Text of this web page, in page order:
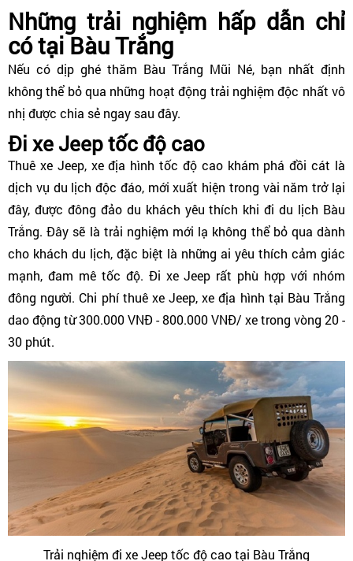
Những trải nghiệm hấp dẫn chỉ
có tại Bàu Trắng
Nếu có dịp ghé thăm Bàu Trắng Mũi Né, bạn nhất định
không thể bỏ qua những hoạt động trải nghiệm độc nhất vô
nhị được chia sẻ ngay sau đây.
Đi xe Jeep tốc độ cao
Thuê xe Jeep, xe địa hình tốc độ cao khám phá đồi cát là
dịch vụ du lịch độc đáo, mới xuất hiện trong vài năm trở lại
đây, được đông đảo du khách yêu thích khi đi du lịch Bàu
Trắng. Đây sẽ là trải nghiệm mới lạ không thể bỏ qua dành
cho khách du lịch, đặc biệt là những ai yêu thích cảm giác
mạnh, đam mê tốc độ. Đi xe Jeep rất phù hợp với nhóm
đông người. Chi phí thuê xe Jeep, xe địa hình tại Bàu Trắng
dao động từ 300.000 VNĐ - 800.000 VNĐ/ xe trong vòng 20 -
30 phút.
Trải nghiệm đi xe Jeep tốc độ cao tại Bàu Trắng